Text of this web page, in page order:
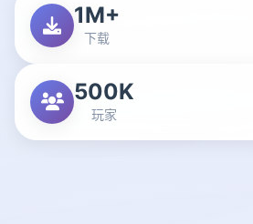
1M+
下载
500K
玩家